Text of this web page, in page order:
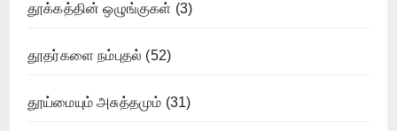
தூக்கத்தின் ஒழுங்குகள் (3)
தூதர்களை நம்புதல் (52)
தூய்மையும் அசுத்தமும் (31)